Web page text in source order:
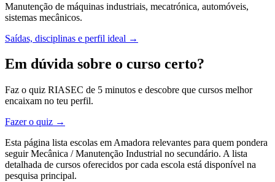
Manutenção de máquinas industriais, mecatrónica, automóveis,
sistemas mecânicos.
Saídas, disciplinas e perfil ideal →
Em dúvida sobre o curso certo?
Faz o quiz RIASEC de 5 minutos e descobre que cursos melhor
encaixam no teu perfil.
Fazer o quiz →
Esta página lista escolas em Amadora relevantes para quem pondera
seguir Mecânica / Manutenção Industrial no secundário. A lista
detalhada de cursos oferecidos por cada escola está disponível na
pesquisa principal.